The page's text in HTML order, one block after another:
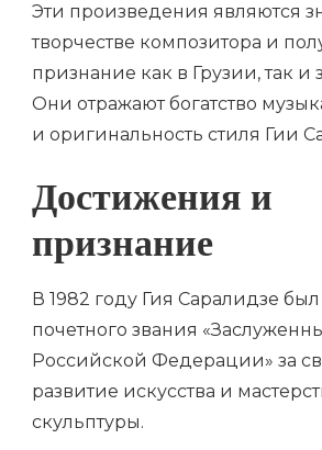
Эти произведения являются
творчестве композитора и
признание как в Грузии, так и
Они отражают богатство
и оригинальность стиля Гии
Достижения и
признание
В 1982 году Гия Саралидзе
почетного звания
Российской Федерации» за
развитие искусства и
скульптуры.